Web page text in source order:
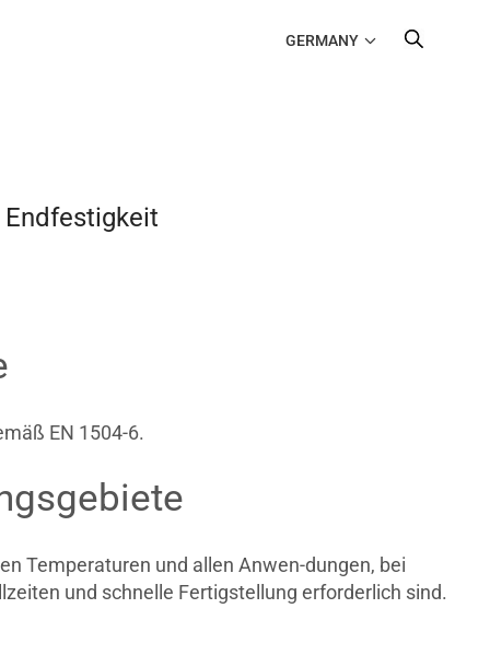
GERMANY
EN 1504-6.
Temperaturen und allen Anwen-dungen, bei
und schnelle Fertigstellung erforderlich sind.